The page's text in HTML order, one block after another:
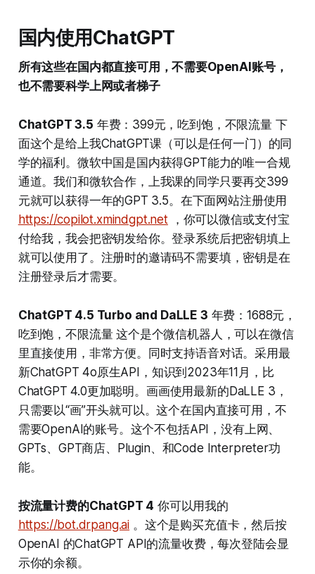
国内使用ChatGPT
所有这些在国内都直接可用，不需要OpenAI账号，
也不需要科学上网或者梯子
ChatGPT 3.5 年费：399元，吃到饱，不限流量 下
面这个是给上我ChatGPT课（可以是任何一门）的同
学的福利。微软中国是国内获得GPT能力的唯一合规
通道。我们和微软合作，上我课的同学只要再交399
元就可以获得一年的GPT 3.5。在下面网站注册使用
https://copilot.xmindgpt.net，你可以微信或支付宝
付给我，我会把密钥发给你。登录系统后把密钥填上
就可以使用了。注册时的邀请码不需要填，密钥是在
注册登录后才需要。
ChatGPT 4.5 Turbo and DaLLE 3 年费：1688元，
吃到饱，不限流量 这个是个微信机器人，可以在微信
里直接使用，非常方便。同时支持语音对话。采用最
新ChatGPT 4o原生API，知识到2023年11月，比
ChatGPT 4.0更加聪明。画画使用最新的DaLLE 3，
只需要以“画”开头就可以。这个在国内直接可用，不
需要OpenAI的账号。这个不包括API，没有上网、
GPTs、GPT商店、Plugin、和Code Interpreter功
能。
按流量计费的ChatGPT 4 你可以用我的
https://bot.drpang.ai 。这个是购买充值卡，然后按
OpenAI 的ChatGPT API的流量收费，每次登陆会显
示你的余额。